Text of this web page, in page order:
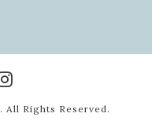
. All Rights Reserved.